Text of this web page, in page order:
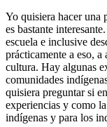
Yo quisiera hacer una
es bastante
escuela e inclusive
prácticamente a eso,
cultura. Hay algunas
comunidades
quisiera preguntar si
experiencias y como
indígenas y para los